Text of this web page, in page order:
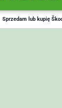
Sprzedam lub kupię